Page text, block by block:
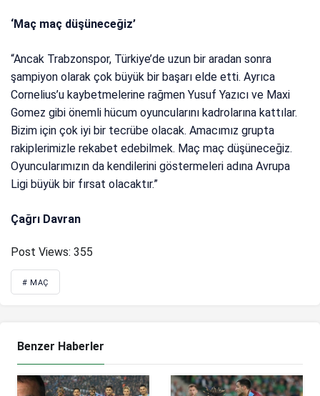
‘Maç maç düşüneceğiz’
“Ancak Trabzonspor, Türkiye’de uzun bir aradan sonra
şampiyon olarak çok büyük bir başarı elde etti. Ayrıca
Cornelius’u kaybetmelerine rağmen Yusuf Yazıcı ve Maxi
Gomez gibi önemli hücum oyuncularını kadrolarına kattılar.
Bizim için çok iyi bir tecrübe olacak. Amacımız grupta
rakiplerimizle rekabet edebilmek. Maç maç düşüneceğiz.
Oyuncularımızın da kendilerini göstermeleri adına Avrupa
Ligi büyük bir fırsat olacaktır.”
Çağrı Davran
Post Views: 355
# MAÇ
Benzer Haberler